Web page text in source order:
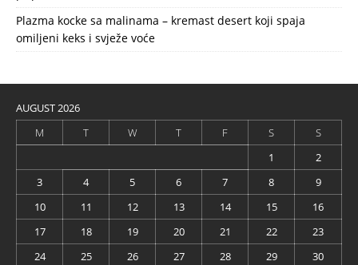
Plazma kocke sa malinama – kremast desert koji spaja
omiljeni keks i svježe voće
AUGUST 2026
M
T W T F S
S
1
2
3
4 5 6 7 8
9
10
11 12 13 14 15
16
17
18 19 20 21 22
23
24
25 26 27 28 29 30